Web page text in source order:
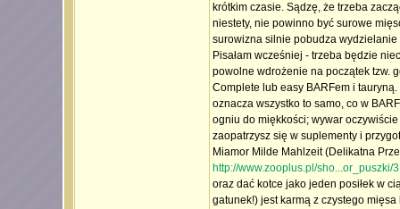
krótkim czasie. Sądzę, że trzeba
niestety, nie powinno być surowe
surowizna silnie pobudza
Pisałam wcześniej - trzeba będzie
powolne wdrożenie na początek tzw.
Complete lub easy BARFem i
oznacza wszystko to samo, co w
ogniu do miękkości; wywar
zaopatrzysz się w suplementy i
Miamor Milde Mahlzeit (Delikatna
http://www.zooplus.pl/sho...or_puszki/
oraz dać kotce jako jeden posiłek w
gatunek!) jest karmą z czystego